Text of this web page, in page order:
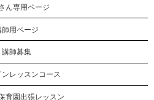
ん専用ページ
師用ページ
講師募集
ンレッスンコース
育園出張レッスン